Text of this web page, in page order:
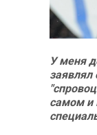
У меня
заявлял
самом и